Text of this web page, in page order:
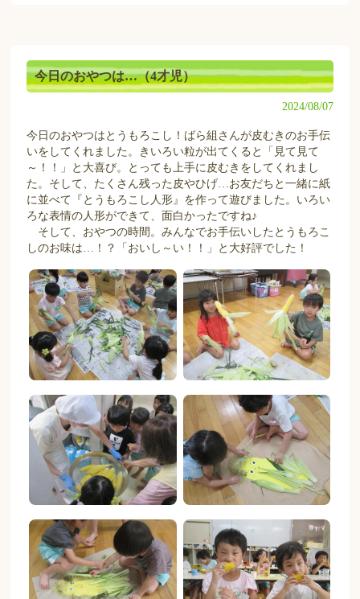
今日のおやつは…（4才児）
2024/08/07
今日のおやつはとうもろこし！ばら組さんが皮むきのお手伝
いをしてくれました。きいろい粒が出てくると「見て見て
～！！」と大喜び。とっても上手に皮むきをしてくれまし
た。そして、たくさん残った皮やひげ…お友だちと一緒に紙
に並べて『とうもろこし人形』を作って遊びました。いろい
ろな表情の人形ができて、面白かったですね♪
そして、おやつの時間。みんなでお手伝いしたとうもろこ
しのお味は…！？「おいし～い！！」と大好評でした！